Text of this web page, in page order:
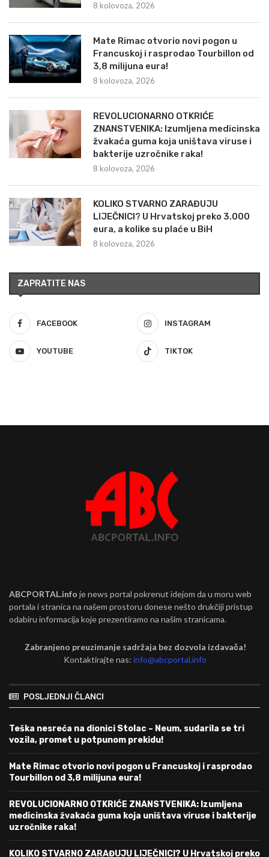
8 kolovoza, 2026
Mate Rimac otvorio novi pogon u
Francuskoj i rasprodao Tourbillon od
3,8 milijuna eura!
8 kolovoza, 2026
REVOLUCIONARNO OTKRIĆE
ZNANSTVENIKA: Izumljena medicinska
žvakaća guma koja uništava viruse i
bakterije uzročnike raka!
8 kolovoza, 2026
KOLIKO STVARNO ZARAĐUJU
LIJEČNICI? U Hrvatskoj preko 3.000
eura, a kolike su plaće u BiH
8 kolovoza, 2026
ZAPRATITE NAS
FACEBOOK INSTAGRAM
YOUTUBE TIKTOK
ABCPORTAL.info je news portal pokrenut idejom da u moru web
portala i stranica na našem prostoru donese nešto drukčiji pristup
odabiru informacija koje prezentiramo na našim stranicama.
Zabranjeno preuzimanje sadržaja bez dozvola izdavača!
Kontaktirajte nas:info@abcportal.info
POSLJEDNJI ČLANCI
Teška nesreća na dionici Stolac – Neum, sudarila se tri
vozila, promet u potpunom prekidu!
Mate Rimac otvorio novi pogon u Francuskoj i rasprodao
Tourbillon od 3,8 milijuna eura!
REVOLUCIONARNO OTKRIĆE ZNANSTVENIKA: Izumljena
medicinska žvakaća guma koja uništava viruse i bakterije
uzročnike raka!
KOLIKO STVARNO ZARAĐUJU LIJEČNICI? U Hrvatskoj preko